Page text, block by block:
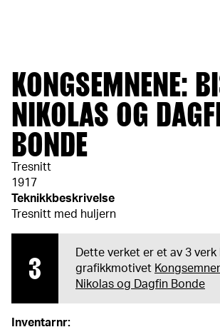
KONGSEMNENE:
NIKOLAS OG
BONDE
Tresnitt
1917
Teknikkbeskrivelse
Tresnitt med huljern
3
Dette verket er et av 3 verk
grafikkmotivet
Nikolas og Dagfin Bonde
Inventarnr: